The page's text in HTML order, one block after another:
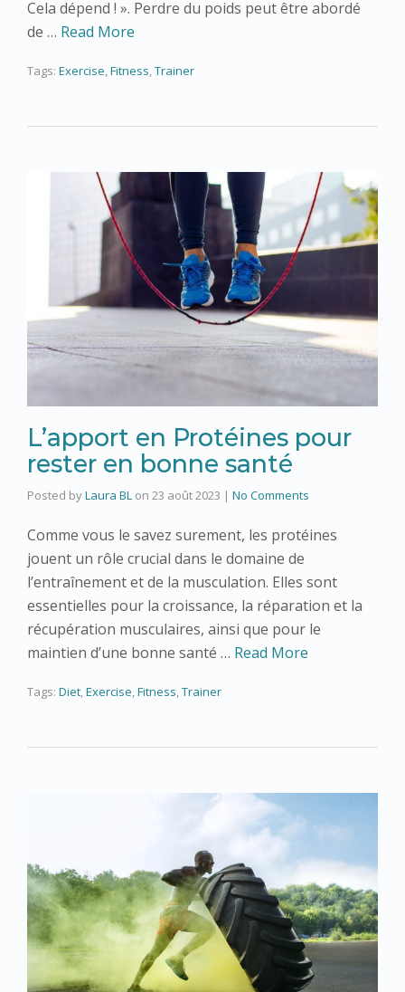
Cela dépend ! ». Perdre du poids peut être abordé
de … Read More
Tags: Exercise,Fitness,Trainer
L’apport en Protéines pour
rester en bonne santé
Posted byLaura BL on 23 août 2023 | No Comments
Comme vous le savez surement, les protéines
jouent un rôle crucial dans le domaine de
l’entraînement et de la musculation. Elles sont
essentielles pour la croissance, la réparation et la
récupération musculaires, ainsi que pour le
maintien d’une bonne santé … Read More
Tags: Diet,Exercise,Fitness,Trainer